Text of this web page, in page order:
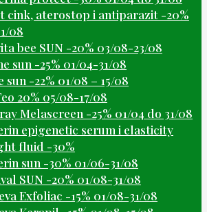
cink, aterostop i antiparazit -20%
08
bee SUN -20% 03/08-23/08
sun -25% 01/04-31/08
sun -22% 01/08 – 15/08
20% 05/08-17/08
Melascreen -25% 01/04 do 31/08
epigenetic serum i elasticity
fluid -30%
sun -30% 01/06-31/08
SUN -20% 01/08-31/08
Exfoliac -15% 01/08-31/08